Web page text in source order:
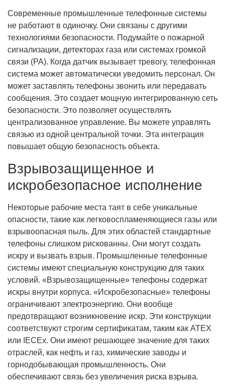
Современные промышленные телефонные системы
не работают в одиночку. Они связаны с другими
технологиями безопасности. Подумайте о пожарной
сигнализации, детекторах газа или системах громкой
связи (PA). Когда датчик вызывает тревогу, телефонная
система может автоматически уведомить персонал. Он
может заставлять телефоны звонить или передавать
сообщения. Это создает мощную интегрированную сеть
безопасности. Это позволяет осуществлять
централизованное управление. Вы можете управлять
связью из одной центральной точки. Эта интеграция
повышает общую безопасность объекта.
Взрывозащищенное и
искробезопасное исполнение
Некоторые рабочие места таят в себе уникальные
опасности, такие как легковоспламеняющиеся газы или
взрывоопасная пыль. Для этих областей стандартные
телефоны слишком рискованны. Они могут создать
искру и вызвать взрыв. Промышленные телефонные
системы имеют специальную конструкцию для таких
условий. «Взрывозащищенные» телефоны содержат
искры внутри корпуса. «Искробезопасные» телефоны
ограничивают электроэнергию. Они вообще
предотвращают возникновение искр. Эти конструкции
соответствуют строгим сертификатам, таким как ATEX
или IECEx. Они имеют решающее значение для таких
отраслей, как нефть и газ, химические заводы и
горнодобывающая промышленность. Они
обеспечивают связь без увеличения риска взрыва.